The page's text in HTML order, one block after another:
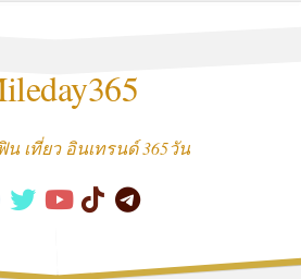
น เที่ยว อินเทรนด์ 365วัน